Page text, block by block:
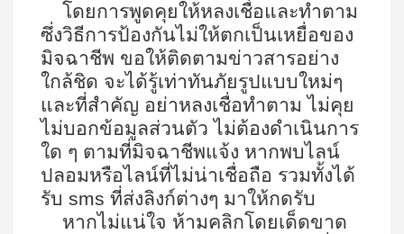
โดยการพูดคุยให้หลงเชื่อและทำตาม
ซึ่งวิธีการป้องกันไม่ให้ตกเป็นเหยื่อของ
มิจฉาชีพ ขอให้ติดตามข่าวสารอย่าง
ใกล้ชิด จะได้รู้เท่าทันภัยรูปแบบใหม่ๆ
และที่สำคัญ อย่าหลงเชื่อทำตาม ไม่คุย
ไม่บอกข้อมูลส่วนตัว ไม่ต้องดำเนินการ
ใด ๆ ตามที่มิจฉาชีพแจ้ง หากพบไลน์
ปลอมหรือไลน์ที่ไม่น่าเชื่อถือ รวมทั้งได้
รับ sms ที่ส่งลิงก์ต่างๆ มาให้กดรับ
หากไม่แน่ใจ ห้ามคลิกโดยเด็ดขาด